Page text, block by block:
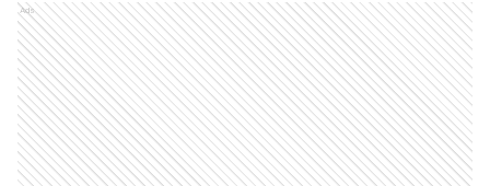
Ads